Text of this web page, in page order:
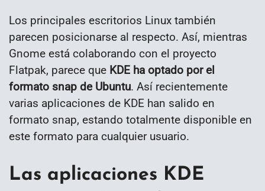
Los principales escritorios Linux también
parecen posicionarse al respecto. Así, mientras
Gnome está colaborando con el proyecto
Flatpak, parece que KDE ha optado por el
formato snap de Ubuntu. Así recientemente
varias aplicaciones de KDE han salido en
formato snap, estando totalmente disponible en
este formato para cualquier usuario.
Las aplicaciones KDE